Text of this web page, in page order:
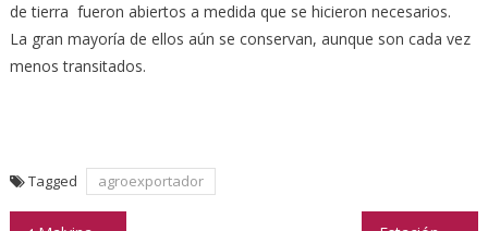
de tierra fueron abiertos a medida que se hicieron necesarios.
La gran mayoría de ellos aún se conservan, aunque son cada vez
menos transitados.
Tagged agroexportador